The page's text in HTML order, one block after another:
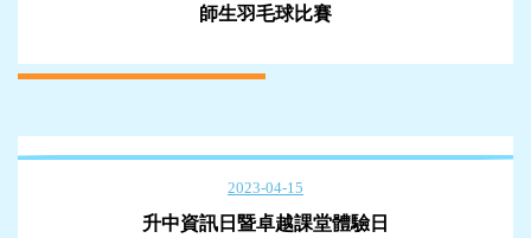
師生羽毛球比賽
2023-04-15
升中資訊日暨卓越課堂體驗日